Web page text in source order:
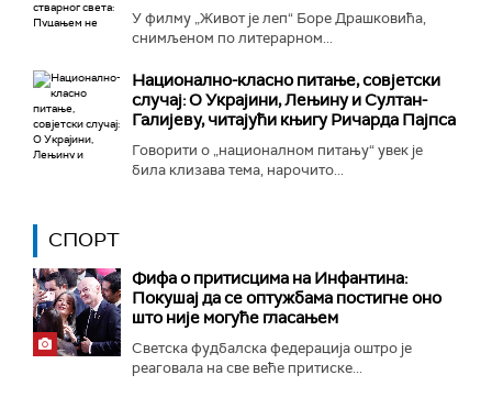
У филму „Живот је леп“ Боре Драшковића,
снимљеном по литерарном...
Национално-класнo питање, совјетски
случај: О Украјини, Лењину и Султан-
Галијеву, читајући књигу Ричарда Пајпса
Говорити о „националном питању“ увек је
била клизава тема, нарочито...
СПОРТ
Фифа о притисцима на Инфантина:
Покушај да се оптужбама постигне оно
што није могуће гласањем
Светска фудбалска федерација оштро је
реаговала на све веће притиске...